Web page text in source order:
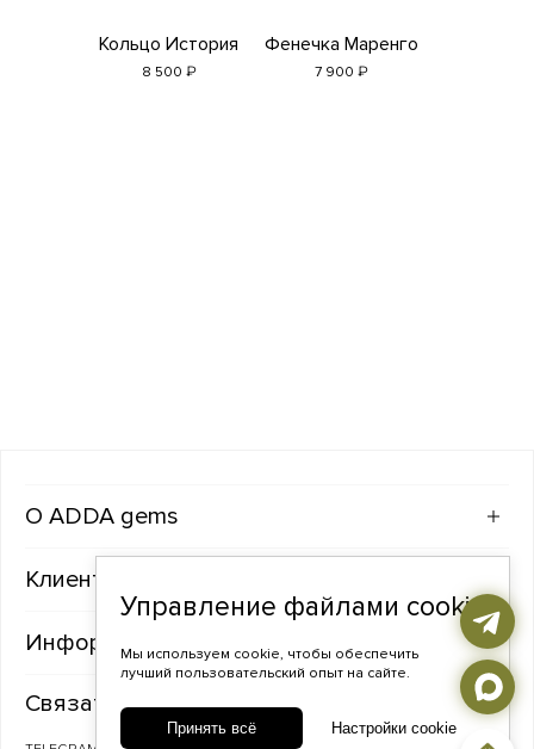
Кольцо История
8 500 ₽
Фенечка Маренго
7 900 ₽
ADDA gems
Клиентам
Информация
Связаться с нами
Управление файлами cookie
Мы используем cookie, чтобы обеспечить
лучший пользовательский опыт на сайте.
Принять всё Настройки cookie